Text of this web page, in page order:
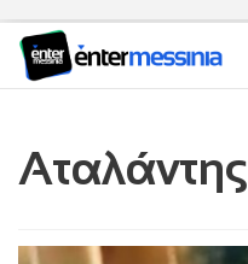
Αταλάντης